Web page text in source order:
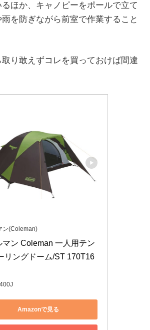
ほか、キャノピーをポールで立て
を防ぎながら前室で作業すること
り敢えずコレを買っておけば間違
ン(Coleman)
マン Coleman 一人用テン
リングドーム/ST 170T16
Amazonで見る